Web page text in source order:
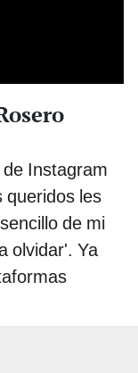
Instagram
queridos les
de mi
olvidar'. Ya